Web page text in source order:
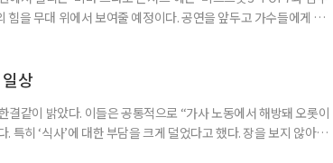
을 무대 위에서 보여줄 예정이다. 공연을 앞두고 가수들에게 트로
는 힘’이라고 짚었다. “남녀노소 누구나 즐길 수 있
상
결같이 밝았다. 이들은 공통적으로 “가사 노동에서 해방돼 오롯이
특히 ‘식사’에 대한 부담을 크게 덜었다고 했다. 장을 보지 않아도